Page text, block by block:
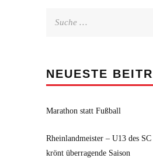
NEUESTE
Marathon statt Fußball
Rheinlandmeister – U13 des
krönt überragende Saison